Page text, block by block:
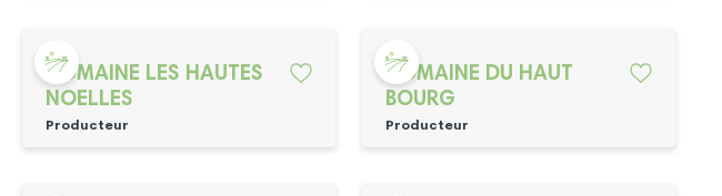
DOMAINE LES HAUTES
NOELLES
Producteur
DOMAINE DU HAUT
BOURG
Producteur